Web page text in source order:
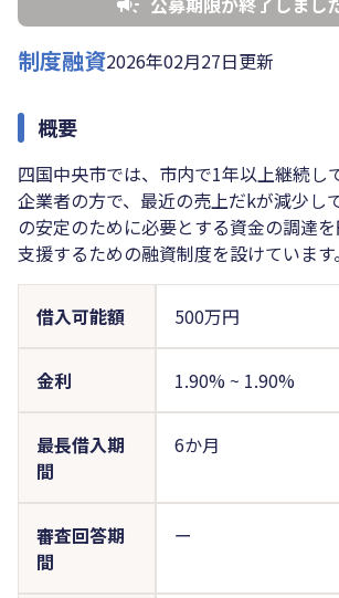
制度融資2026年02月27日更新
概要
四国中央市では、市内で1年以上継続し
企業者の方で、最近の売上だkが減少し
の安定のために必要とする資金の調達
支援するための融資制度を設けています。
借入可能額 500万円
金利 1.90% ~ 1.90%
最長借入期
間
6か月
審査回答期
間
ー